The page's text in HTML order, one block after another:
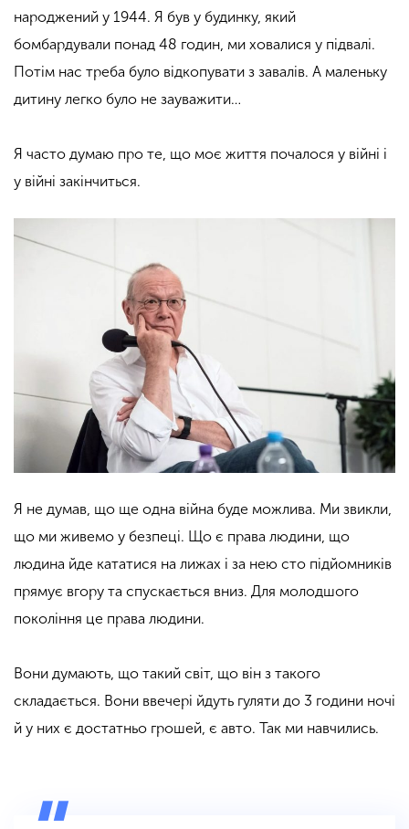
народжений у 1944. Я був у будинку, який
бомбардували понад 48 годин, ми ховалися у підвалі.
Потім нас треба було відкопувати з завалів. А маленьку
дитину легко було не зауважити…
Я часто думаю про те, що моє життя почалося у війні і
у війні закінчиться.
Я не думав, що ще одна війна буде можлива. Ми звикли,
що ми живемо у безпеці. Що є права людини, що
людина йде кататися на лижах і за нею сто підйомників
прямує вгору та спускається вниз. Для молодшого
покоління це права людини.
Вони думають, що такий світ, що він з такого
складається. Вони ввечері йдуть гуляти до 3 години ночі
й у них є достатньо грошей, є авто. Так ми навчились.